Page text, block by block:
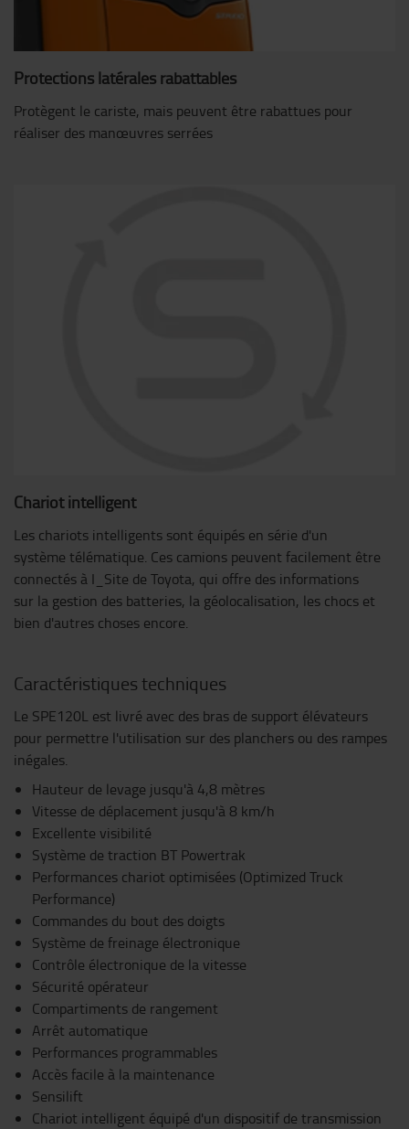
Protections latérales rabattables
Protègent le cariste, mais peuvent être rabattues pour
réaliser des manœuvres serrées
Chariot intelligent
Les chariots intelligents sont équipés en série d'un
système télématique. Ces camions peuvent facilement être
connectés à I_Site de Toyota, qui offre des informations
sur la gestion des batteries, la géolocalisation, les chocs et
bien d'autres choses encore.
Caractéristiques techniques
Le SPE120L est livré avec des bras de support élévateurs
pour permettre l'utilisation sur des planchers ou des rampes
inégales.
Hauteur de levage jusqu'à 4,8 mètres
Vitesse de déplacement jusqu'à 8 km/h
Excellente visibilité
Système de traction BT Powertrak
Performances chariot optimisées (Optimized Truck
Performance)
Commandes du bout des doigts
Système de freinage électronique
Contrôle électronique de la vitesse
Sécurité opérateur
Compartiments de rangement
Arrêt automatique
Performances programmables
Accès facile à la maintenance
Sensilift
Chariot intelligent équipé d'un dispositif de transmission